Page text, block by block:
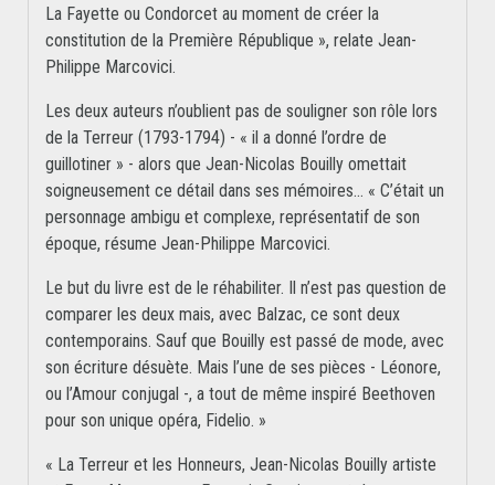
La Fayette ou Condorcet au moment de créer la
constitution de la Première République », relate Jean-
Philippe Marcovici.
Les deux auteurs n’oublient pas de souligner son rôle lors
de la Terreur (1793-1794) - « il a donné l’ordre de
guillotiner » - alors que Jean-Nicolas Bouilly omettait
soigneusement ce détail dans ses mémoires… « C’était un
personnage ambigu et complexe, représentatif de son
époque, résume Jean-Philippe Marcovici.
Le but du livre est de le réhabiliter. Il n’est pas question de
comparer les deux mais, avec Balzac, ce sont deux
contemporains. Sauf que Bouilly est passé de mode, avec
son écriture désuète. Mais l’une de ses pièces - Léonore,
ou l’Amour conjugal -, a tout de même inspiré Beethoven
pour son unique opéra, Fidelio. »
« La Terreur et les Honneurs, Jean-Nicolas Bouilly artiste